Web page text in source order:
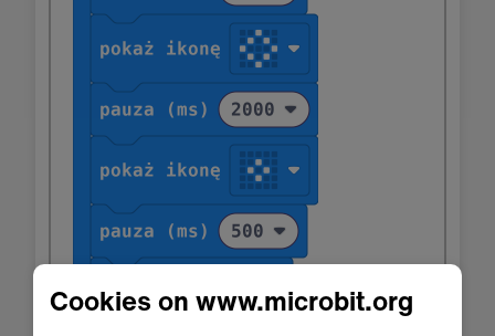
Cookies on www.microbit.org